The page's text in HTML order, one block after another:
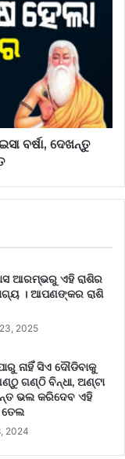
ବର୍ଷା, ଦେଖନ୍ତୁ
ଆରମ୍ଭରୁ ଏହି ରାଶିର
। ଆପଣଙ୍କର ରାଶି
2025
ନାହିଁ ସିଏ ଦୌଡିବାକୁ
ଗଣ୍ଠି ବିନ୍ଧା, ଅଣ୍ଟା
ଭଲ କରିଦେବ ଏହି
ତେଲ
2024